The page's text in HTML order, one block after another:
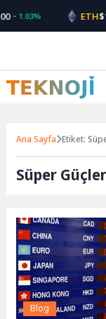
to
content
1.03% ETH
Ana Sayfa Etiket:
Süper Güçler
Blog